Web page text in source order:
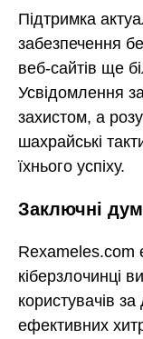
Підтримка
забезпечення
веб-сайтів ще
Усвідомлення
захистом, а
шахрайські
їхнього успіху.
Заключні
Rexameles.com
кіберзлочинці
користувачів
ефективних